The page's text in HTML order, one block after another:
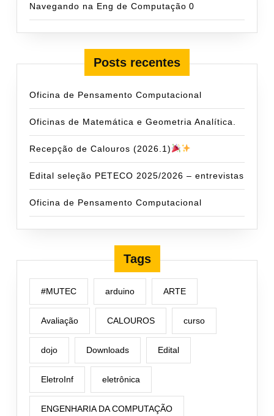
Navegando na Eng de Computação 0
Posts recentes
Oficina de Pensamento Computacional
Oficinas de Matemática e Geometria Analítica.
Recepção de Calouros (2026.1)
Edital seleção PETECO 2025/2026 – entrevistas
Oficina de Pensamento Computacional
Tags
#MUTEC arduino ARTE
Avaliação CALOUROS curso
dojo Downloads Edital
EletroInf eletrônica
ENGENHARIA DA COMPUTAÇÃO